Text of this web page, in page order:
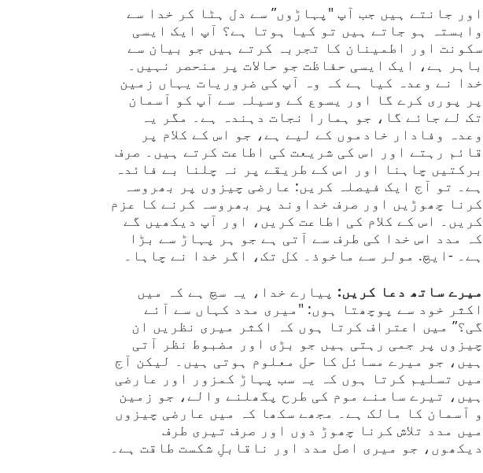
اور جانتے ہیں جب آپ "پہاڑوں” سے دل ہٹا کر خدا سے
وابستہ ہو جاتے ہیں تو کیا ہوتا ہے؟ آپ ایک ایسی
سکونت اور اطمینان کا تجربہ کرتے ہیں جو بیان سے
باہر ہے، ایک ایسی حفاظت جو حالات پر منحصر نہیں۔
خدا نے وعدہ کیا ہے کہ وہ آپ کی ضروریات یہاں زمین
پر پوری کرے گا اور یسوع کے وسیلہ سے آپ کو آسمان
تک لے جائے گا، جو ہمارا نجات دہندہ ہے۔ مگر یہ
وعدہ وفادار خادموں کے لیے ہے، جو اس کے کلام پر
قائم رہتے اور اس کی شریعت کی اطاعت کرتے ہیں۔ صرف
برکتیں چاہنا اور اس کے طریقے پر نہ چلنا بے فائدہ
ہے۔ تو آج ایک فیصلہ کریں: عارضی چیزوں پر بھروسہ
کرنا چھوڑیں اور صرف خداوند پر بھروسہ کرنے کا عزم
کریں۔ اس کے کلام کی اطاعت کریں، اور آپ دیکھیں گے
کہ مدد اس خدا کی طرف سے آتی ہے جو ہر پہاڑ سے بڑا
ہے۔ -ایچ. مولر سے ماخوذ۔ کل تک، اگر خدا نے چاہا۔
میرے ساتھ دعا کریں: پیارے خدا، یہ سچ ہے کہ میں
اکثر خود سے پوچھتا ہوں: "میری مدد کہاں سے آئے
گی؟” میں اعتراف کرتا ہوں کہ اکثر میری نظریں ان
چیزوں پر جمی رہتی ہیں جو بڑی اور مضبوط نظر آتی
ہیں، جو میرے مسائل کا حل معلوم ہوتی ہیں۔ لیکن آج
میں تسلیم کرتا ہوں کہ یہ سب پہاڑ کمزور اور عارضی
ہیں، تیرے سامنے موم کی طرح پگھلنے والے، جو زمین
و آسمان کا مالک ہے۔ مجھے سکھا کہ میں عارضی چیزوں
میں مدد تلاش کرنا چھوڑ دوں اور صرف تیری طرف
دیکھوں، جو میری اصل مدد اور ناقابلِ شکست طاقت ہے۔